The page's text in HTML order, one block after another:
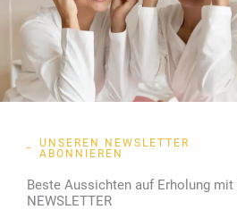
UNSEREN NEWSLETTER
ABONNIEREN
Beste Aussichten auf Erholung
NEWSLETTER